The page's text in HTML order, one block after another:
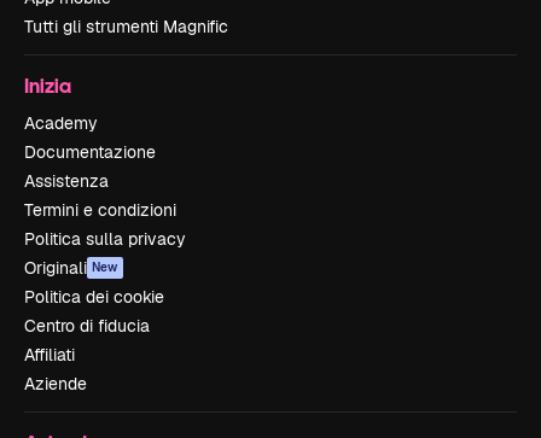
Tutti gli strumenti Magnific
Inizia
Academy
Documentazione
Assistenza
Termini e condizioni
Politica sulla privacy
Originali New
Politica dei cookie
Centro di fiducia
Affiliati
Aziende